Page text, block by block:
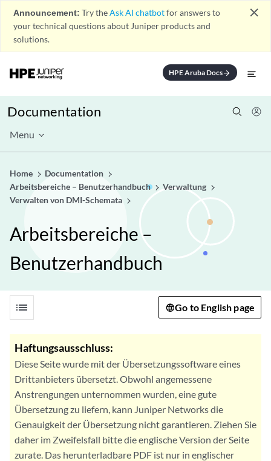
Announcement: Try theAsk AI chatbotfor answers to
your technical questions about Juniper products and
solutions.
close
HPE Aruba Docsarrow_forward
Documentation
Menu
Home
Documentation
Arbeitsbereiche – Benutzerhandbuch
Verwaltung
Verwalten von DMI-Schemata
Arbeitsbereiche –
Benutzerhandbuch
list Go to English page
Haftungsausschluss:
Diese Seite wurde mit der Übersetzungssoftware eines
Drittanbieters übersetzt. Obwohl angemessene
Anstrengungen unternommen wurden, eine gute
Übersetzung zu liefern, kann Juniper Networks die
Genauigkeit der Übersetzung nicht garantieren. Ziehen Sie
daher im Zweifelsfall bitte die englische Version der Seite
zurate. Das herunterladbare PDF ist nur in englischer